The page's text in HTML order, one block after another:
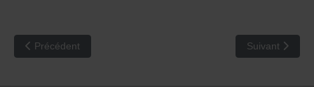
Article précédent : RCA 60 : Une machine à café avec une buse
Précédent Article suivant
Suivant